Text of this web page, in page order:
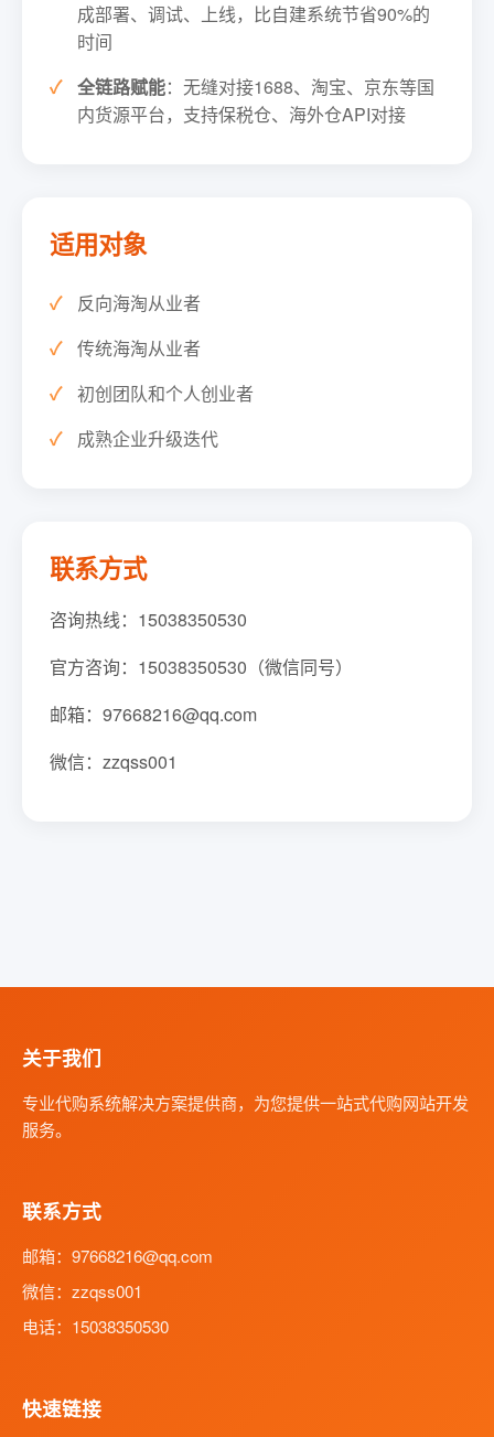
成部署、调试、上线，比自建系统节省90%的
时间
全链路赋能：无缝对接1688、淘宝、京东等国
内货源平台，支持保税仓、海外仓API对接
适用对象
反向海淘从业者
传统海淘从业者
初创团队和个人创业者
成熟企业升级迭代
联系方式
咨询热线：15038350530
官方咨询：15038350530（微信同号）
邮箱：97668216@qq.com
微信：zzqss001
关于我们
专业代购系统解决方案提供商，为您提供一站式代购网站开发
服务。
联系方式
邮箱：97668216@qq.com
微信：zzqss001
电话：15038350530
快速链接